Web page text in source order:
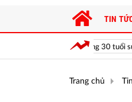
Người đàn ông 30 tuổi suýt tử
TIN
Trang chủ